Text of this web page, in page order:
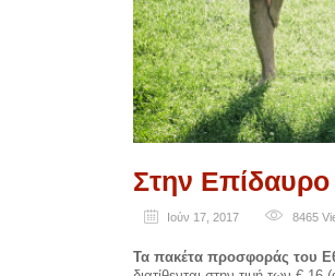
Στην
Ιούν 17, 2017 8465
Τα πακέτα προσφοράς του